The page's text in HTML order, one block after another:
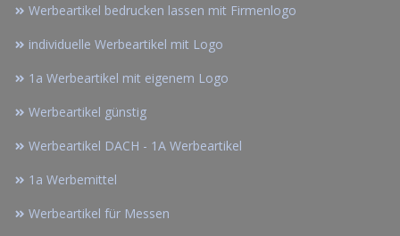
Werbeartikel bedrucken lassen mit Firmenlogo
individuelle Werbeartikel mit Logo
1a Werbeartikel mit eigenem Logo
Werbeartikel günstig
Werbeartikel DACH - 1A Werbeartikel
1a Werbemittel
Werbeartikel für Messen